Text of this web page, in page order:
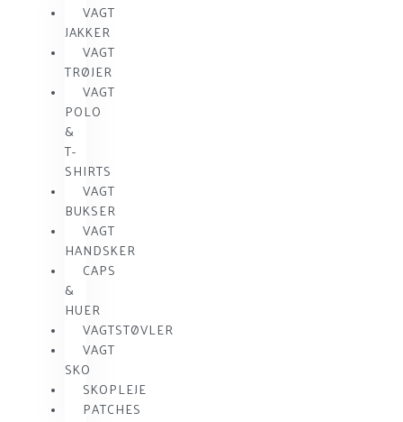
VAGT
JAKKER
VAGT
TRØJER
VAGT
POLO
&
T-
SHIRTS
VAGT
BUKSER
VAGT
HANDSKER
CAPS
&
HUER
VAGTSTØVLER
VAGT
SKO
SKOPLEJE
PATCHES